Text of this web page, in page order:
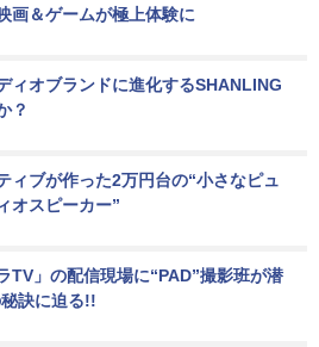
画＆ゲームが極上体験に
ィオブランドに進化するSHANLING
？
ィブが作った2万円台の“小さなピュ
オスピーカー”
TV」の配信現場に“PAD”撮影班が潜
訣に迫る!!